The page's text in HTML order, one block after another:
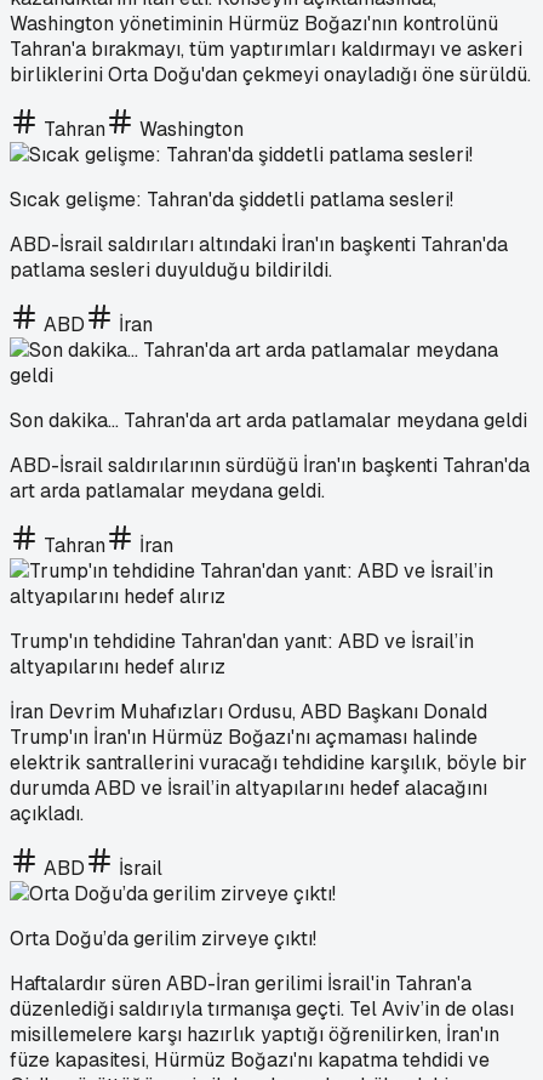
Washington yönetiminin Hürmüz Boğazı'nın kontrolünü
Tahran'a bırakmayı, tüm yaptırımları kaldırmayı ve askeri
birliklerini Orta Doğu'dan çekmeyi onayladığı öne sürüldü.
Tahran Washington
Sıcak gelişme: Tahran'da şiddetli patlama sesleri!
ABD-İsrail saldırıları altındaki İran'ın başkenti Tahran'da
patlama sesleri duyulduğu bildirildi.
ABD İran
Son dakika... Tahran'da art arda patlamalar meydana geldi
ABD-İsrail saldırılarının sürdüğü İran'ın başkenti Tahran'da
art arda patlamalar meydana geldi.
Tahran İran
Trump'ın tehdidine Tahran'dan yanıt: ABD ve İsrail’in
altyapılarını hedef alırız
İran Devrim Muhafızları Ordusu, ABD Başkanı Donald
Trump'ın İran'ın Hürmüz Boğazı'nı açmaması halinde
elektrik santrallerini vuracağı tehdidine karşılık, böyle bir
durumda ABD ve İsrail’in altyapılarını hedef alacağını
açıkladı.
ABD İsrail
Orta Doğu’da gerilim zirveye çıktı!
Haftalardır süren ABD-İran gerilimi İsrail'in Tahran'a
düzenlediği saldırıyla tırmanışa geçti. Tel Aviv’in de olası
misillemelere karşı hazırlık yaptığı öğrenilirken, İran'ın
füze kapasitesi, Hürmüz Boğazı'nı kapatma tehdidi ve